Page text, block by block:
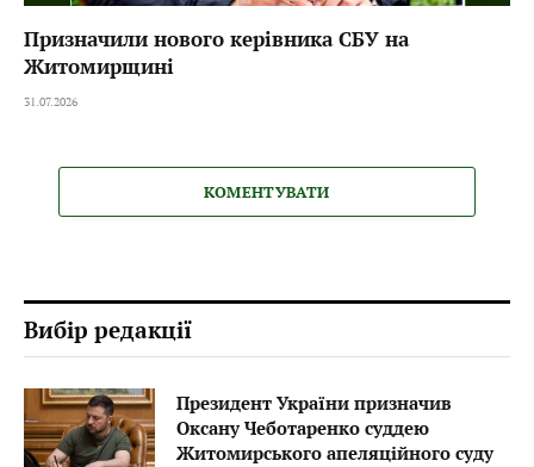
Призначили нового керівника СБУ на
Житомирщині
31.07.2026
КОМЕНТУВАТИ
Вибір редакції
Президент України призначив
Оксану Чеботаренко суддею
Житомирського апеляційного суду